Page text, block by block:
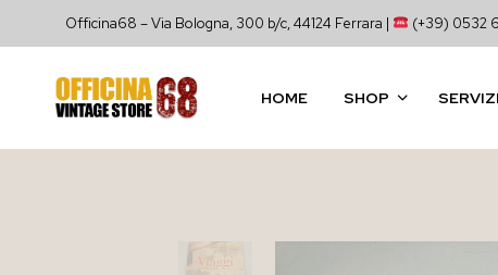
Officina68 – Via Bologna, 300 b/c, 44124 Ferrara | (+39) 0532
HOME SHOP SERVIZI